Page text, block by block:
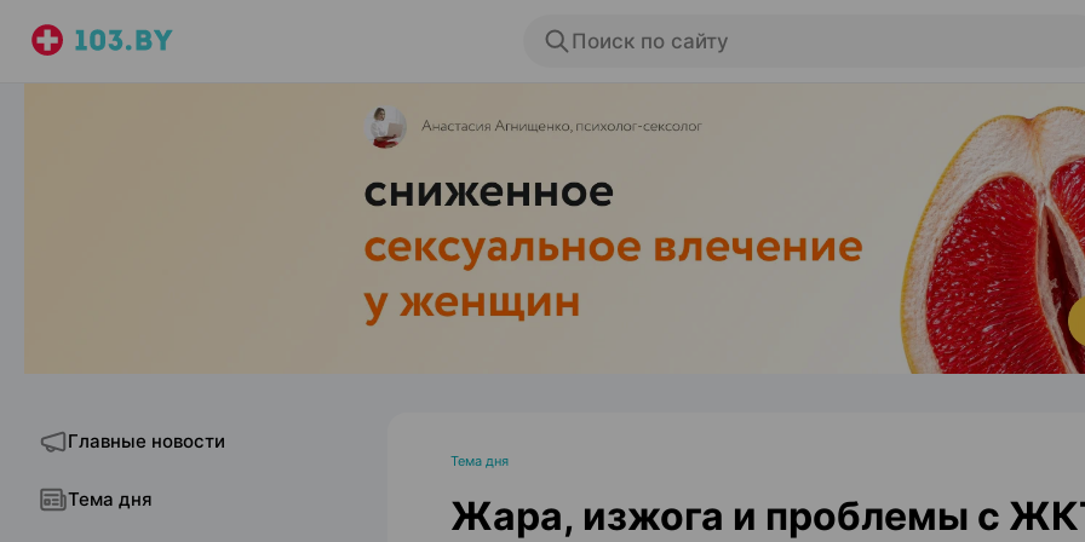
Поиск по сайту
ЭФФЕКТИВНАЯ РЕКЛАМА НА САЙТЕ
Главные новости
Тема дня
Тема дня
Жара, изжога и проблемы с